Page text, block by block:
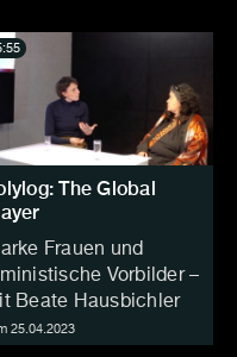
The Global
Frauen und
Vorbilder –
Beate Hausbichler
25.04.2023